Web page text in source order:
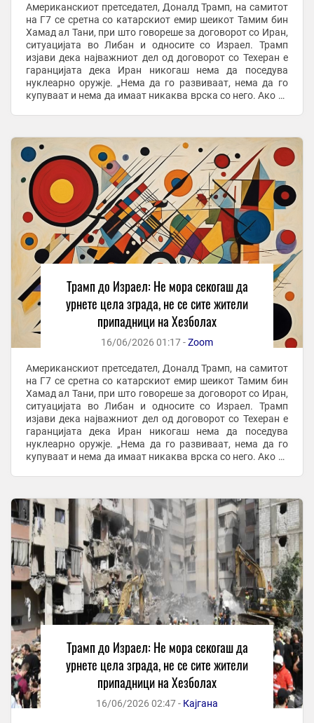
Американскиот претседател, Доналд Трамп, на самитот
на Г7 се сретна со катарскиот емир шеикот Тамим бин
Хамад ал Тани, при што говореше за договорот со Иран,
ситуацијата во Либан и односите со Израел. Трамп
изјави дека најважниот дел од договорот со Техеран е
гаранцијата дека Иран никогаш нема да поседува
нуклеарно оружје. „Нема да го развиваат, нема да го
купуваат и нема да имаат никаква врска со него. Ако го
Трамп до Израел: Не мора секогаш да
урнете цела зграда, не се сите жители
припадници на Хезболах
16/06/2026 01:17 -Zoom
Американскиот претседател, Доналд Трамп, на самитот
на Г7 се сретна со катарскиот емир шеикот Тамим бин
Хамад ал Тани, при што говореше за договорот со Иран,
ситуацијата во Либан и односите со Израел. Трамп
изјави дека најважниот дел од договорот со Техеран е
гаранцијата дека Иран никогаш нема да поседува
нуклеарно оружје. „Нема да го развиваат, нема да го
купуваат и нема да имаат никаква врска со него. Ако го
Трамп до Израел: Не мора секогаш да
урнете цела зграда, не се сите жители
припадници на Хезболах
16/06/2026 02:47 - Кајгана